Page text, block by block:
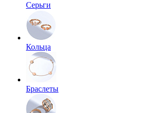
Серьги
Кольца
Браслеты